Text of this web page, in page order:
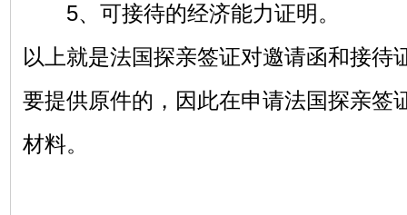
5、可接待的经济能力证明。
以上就是法国探亲签证对邀请函和接待
要提供原件的，因此在申请法国探亲签
材料。